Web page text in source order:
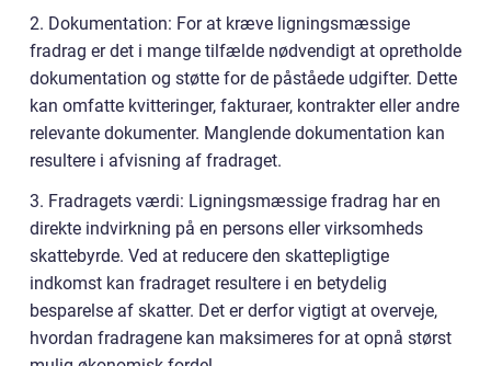
2. Dokumentation: For at kræve ligningsmæssige
fradrag er det i mange tilfælde nødvendigt at opretholde
dokumentation og støtte for de påståede udgifter. Dette
kan omfatte kvitteringer, fakturaer, kontrakter eller andre
relevante dokumenter. Manglende dokumentation kan
resultere i afvisning af fradraget.
3. Fradragets værdi: Ligningsmæssige fradrag har en
direkte indvirkning på en persons eller virksomheds
skattebyrde. Ved at reducere den skattepligtige
indkomst kan fradraget resultere i en betydelig
besparelse af skatter. Det er derfor vigtigt at overveje,
hvordan fradragene kan maksimeres for at opnå størst